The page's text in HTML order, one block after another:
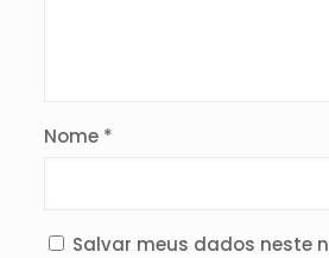
Nome *
Salvar meus dados neste